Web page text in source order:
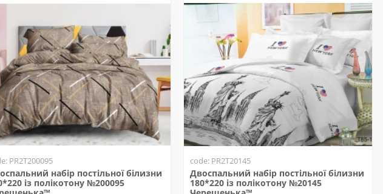
PR2T200095
набір постільної білизни
із полікотону №200095
code: PR2T20145
Двоспальний набір постільної білизни
180*220 із полікотону №20145